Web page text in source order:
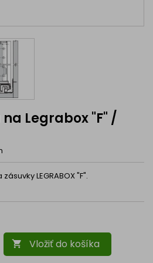
Legrabox "F" /
LEGRABOX"F".
 Vložiť do košíka